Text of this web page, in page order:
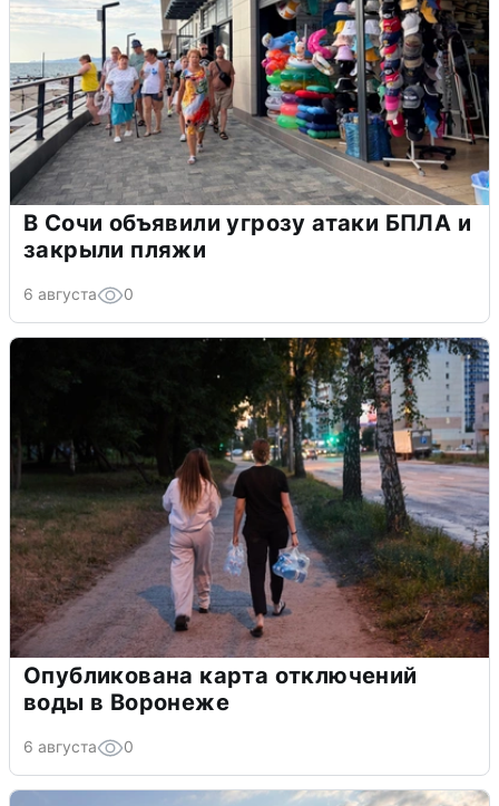
В Сочи объявили угрозу атаки БПЛА и
закрыли пляжи
6 августа 0
Опубликована карта отключений
воды в Воронеже
6 августа 0